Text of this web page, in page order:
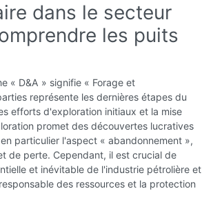
dans le secteur
les puits
« D&A » signifie « Forage et
représente les dernières étapes du
efforts d'exploration initiaux et la mise
promet des découvertes lucratives
particulier l'aspect « abandonnement »,
de perte. Cependant, il est crucial de
et inévitable de l'industrie pétrolière et
des ressources et la protection